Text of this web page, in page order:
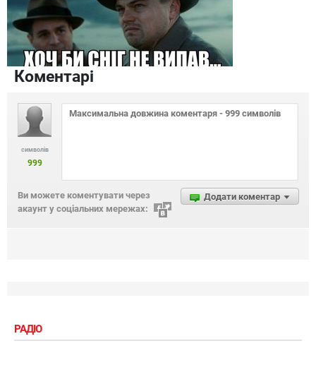
Коментарі
символів
999
Додати коментар
Ви можете коментувати через
акаунт у соціальних мережах:
РАДІО